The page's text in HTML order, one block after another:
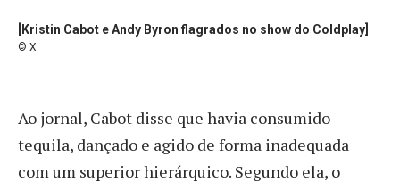
[Kristin Cabot e Andy Byron flagrados no show do Coldplay]
© X
Ao jornal, Cabot disse que havia consumido
tequila, dançado e agido de forma inadequada
com um superior hierárquico. Segundo ela, o